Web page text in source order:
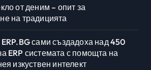
от деним – опит за
на традицията
сами създадоха над 450
ERP системата с помощта на
изкуствен интелект